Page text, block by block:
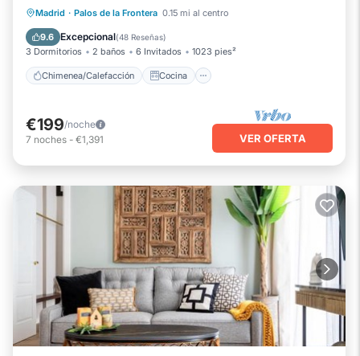
Madrid · Palos de la Frontera 0.15 mi al centro
9.6 Excepcional(48 Reseñas)
3 Dormitorios 2 baños 6 Invitados 1023 pies²
Chimenea/Calefacción Cocina
Chimenea/Calefacción
Cocina
Aire acondicionado
€199/noche
7 noches - €1,391 VER OFERTA